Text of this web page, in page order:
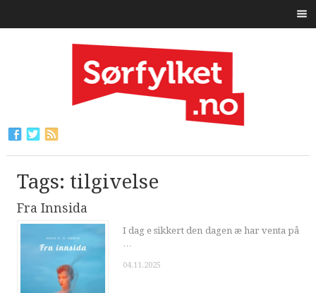
Tags: tilgivelse
Fra Innsida
I dag e sikkert den dagen æ har venta på
…
04.11.2025